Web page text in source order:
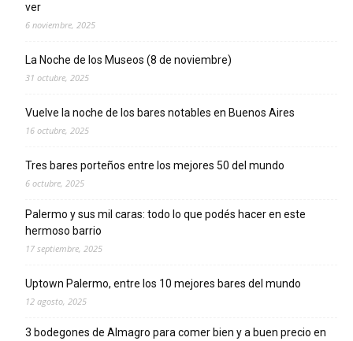
ver
6 noviembre, 2025
La Noche de los Museos (8 de noviembre)
31 octubre, 2025
Vuelve la noche de los bares notables en Buenos Aires
16 octubre, 2025
Tres bares porteños entre los mejores 50 del mundo
6 octubre, 2025
Palermo y sus mil caras: todo lo que podés hacer en este
hermoso barrio
17 septiembre, 2025
Uptown Palermo, entre los 10 mejores bares del mundo
12 agosto, 2025
3 bodegones de Almagro para comer bien y a buen precio en